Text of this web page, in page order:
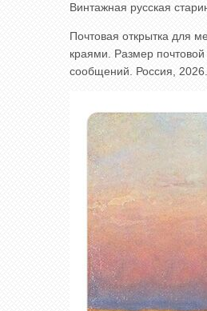
Винтажная русская
Почтовая открытка для
краями. Размер
сообщений. Россия, 2026.